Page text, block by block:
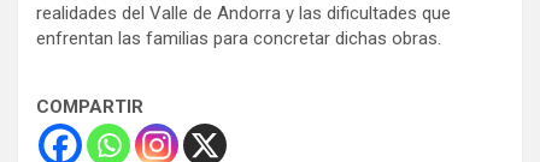
realidades del Valle de Andorra y las dificultades que
enfrentan las familias para concretar dichas obras.
COMPARTIR